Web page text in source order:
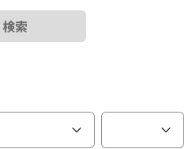
検索